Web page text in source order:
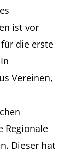
ist vor
die erste
Vereinen,
Regionale
Dieser hat